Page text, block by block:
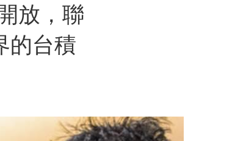
放，聯
的台積